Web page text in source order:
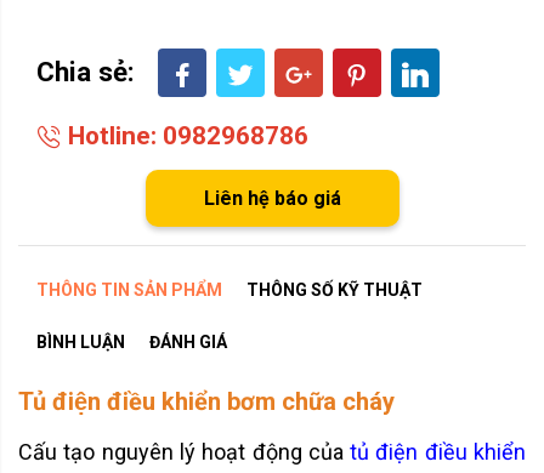
Chia sẻ:
Hotline: 0982968786
Liên hệ báo giá
THÔNG TIN SẢN PHẨM THÔNG SỐ KỸ THUẬT
BÌNH LUẬN ĐÁNH GIÁ
Tủ điện điều khiển bơm chữa cháy
Cấu tạo nguyên lý hoạt động củatủ điện điều khiển